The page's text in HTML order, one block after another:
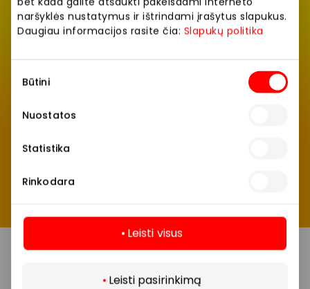
naršyklės nustatymus ir ištrindami įrašytus slapukus.
Daugiau informacijos rasite čia: Slapukų politika
pasirinkimas
Būtini
Nuostatos
Statistika
Rinkodara
Leisti visus
Leisti pasirinkimą
Jų AKROPOLIO alėjose lauks tikrai daug – tik tris
dienas ir tik didžiųjų nuolaidų dienų JAMAM metu.
Daugiau